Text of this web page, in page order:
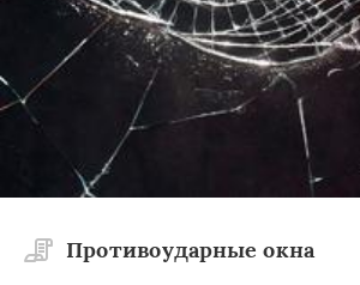
Противоударные окна